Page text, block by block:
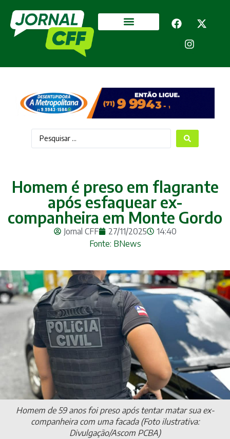
Homem é preso em flagrante
após esfaquear ex-
companheira em Monte Gordo
Jornal CFF 27/11/2025
14:40
Fonte: BNews
Homem de 59 anos foi preso após tentar matar sua ex-
companheira com uma facada (Foto ilustrativa:
Divulgação/Ascom PCBA)